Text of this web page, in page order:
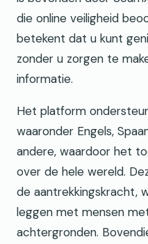
die online veiligheid
betekent dat u kunt
zonder u zorgen te
informatie.
Het platform
waaronder Engels,
andere, waardoor het
over de hele wereld.
de aantrekkingskracht,
leggen met mensen
achtergronden.